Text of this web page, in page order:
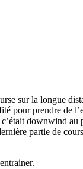
sur la longue
pour prendre de
downwind au
partie de